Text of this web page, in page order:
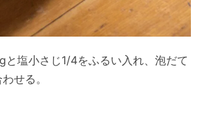
と塩小さじ1/4をふるい⼊れ、泡だて
せる。